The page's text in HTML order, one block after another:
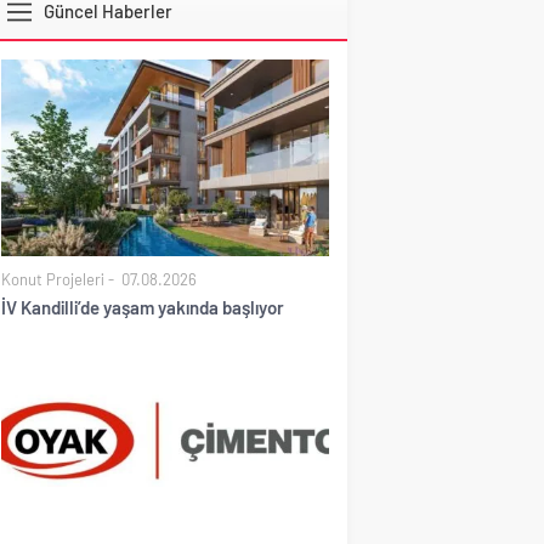
Güncel Haberler
Konut Projeleri 07.08.2026
İV Kandilli’de yaşam yakında başlıyor